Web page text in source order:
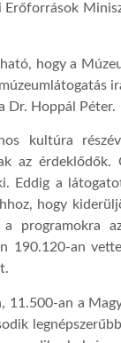
Erőforrások
hogy a
Dr. Hoppál Péter.
kultúra
az
Eddig a
hogy
programokra
190.120-an
11.500-an a